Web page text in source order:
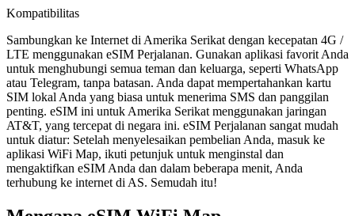
Kompatibilitas
Sambungkan ke Internet di Amerika Serikat dengan kecepatan 4G /
LTE menggunakan eSIM Perjalanan. Gunakan aplikasi favorit Anda
untuk menghubungi semua teman dan keluarga, seperti WhatsApp
atau Telegram, tanpa batasan. Anda dapat mempertahankan kartu
SIM lokal Anda yang biasa untuk menerima SMS dan panggilan
penting. eSIM ini untuk Amerika Serikat menggunakan jaringan
AT&T, yang tercepat di negara ini. eSIM Perjalanan sangat mudah
untuk diatur: Setelah menyelesaikan pembelian Anda, masuk ke
aplikasi WiFi Map, ikuti petunjuk untuk menginstal dan
mengaktifkan eSIM Anda dan dalam beberapa menit, Anda
terhubung ke internet di AS. Semudah itu!